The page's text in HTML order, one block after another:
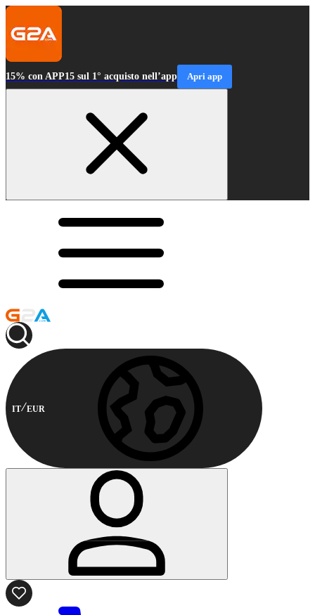
15% con APP15 sul 1° acquisto nell’app Apri app
IT EUR